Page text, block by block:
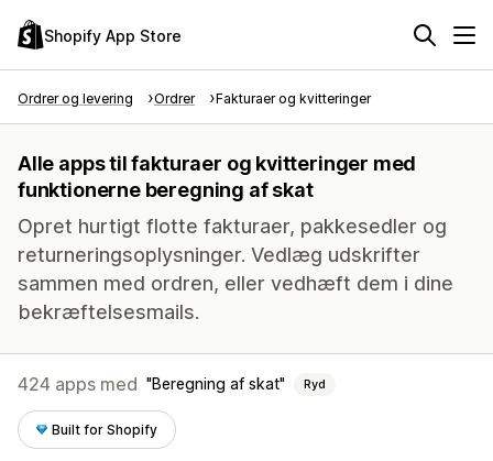
Shopify App Store
Ordrer og levering Ordrer Fakturaer og kvitteringer
Alle apps til fakturaer og kvitteringer med
funktionerne beregning af skat
Opret hurtigt flotte fakturaer, pakkesedler og
returneringsoplysninger. Vedlæg udskrifter
sammen med ordren, eller vedhæft dem i dine
bekræftelsesmails.
424 apps med Beregning af skat Ryd
Built for Shopify